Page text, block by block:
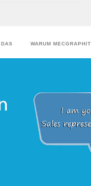
WARUM MECGRAPHIT